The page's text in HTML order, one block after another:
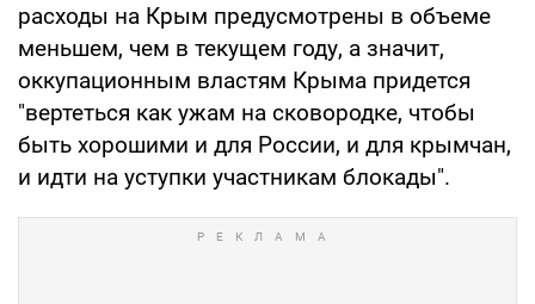
расходы на Крым предусмотрены в объеме
меньшем, чем в текущем году, а значит,
оккупационным властям Крыма придется
"вертеться как ужам на сковородке, чтобы
быть хорошими и для России, и для крымчан,
и идти на уступки участникам блокады".